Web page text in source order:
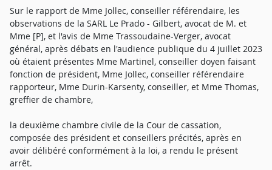
Sur le rapport de Mme Jollec, conseiller référendaire, les
observations de la SARL Le Prado - Gilbert, avocat de M. et
Mme [P], et l'avis de Mme Trassoudaine-Verger, avocat
général, après débats en l'audience publique du 4 juillet 2023
où étaient présentes Mme Martinel, conseiller doyen faisant
fonction de président, Mme Jollec, conseiller référendaire
rapporteur, Mme Durin-Karsenty, conseiller, et Mme Thomas,
greffier de chambre,
la deuxième chambre civile de la Cour de cassation,
composée des président et conseillers précités, après en
avoir délibéré conformément à la loi, a rendu le présent
arrêt.